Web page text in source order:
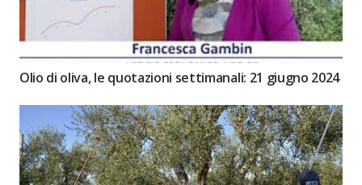
Olio di oliva, le quotazioni settimanali: 21 giugno 2024